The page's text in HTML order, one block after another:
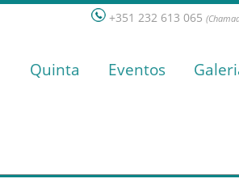
+351 232 613 065
Quinta Eventos